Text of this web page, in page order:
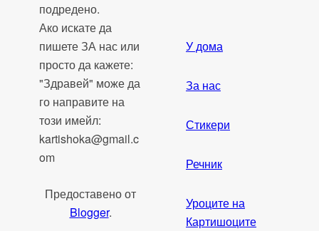
подредено.
Ако искате да
пишете ЗА нас или
просто да кажете:
"Здравей" може да
го направите на
този имейл:
kartishoka@gmail.c
om
Предоставено от
Blogger.
У дома
За нас
Стикери
Речник
Уроците на
Картишоците